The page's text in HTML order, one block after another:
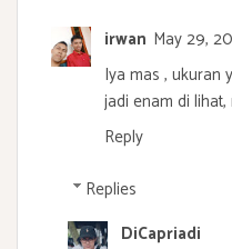
irwan May 29,
Iya mas , ukuran
jadi enam di
Reply
Replies
DiCapriadi